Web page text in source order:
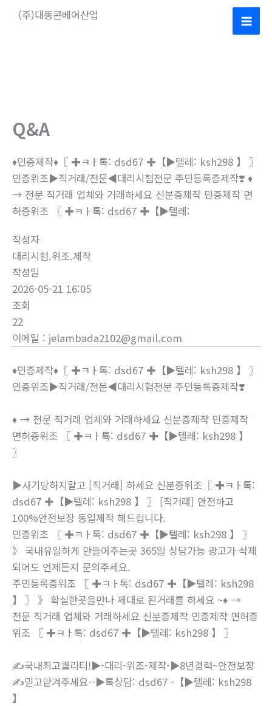
(주)대동콘베어산업
Main
Q&A
♦민증제작♦〖 ✚ㅋㅏ톡: dsd67 ✚【▶텔레: ksh298 】 〗
민증위조▶직거래/전문◀대리시험전문 주민등록증제작❣️ ♦
→ 전문 직거래 업체와 거래하세요 신분증제작 민증제작 면
허증위조 〖 ✚ㅋㅏ톡: dsd67 ✚【▶텔레:
작성자
대리시험.위조.제작
작성일
2026-05-21 16:05
조회
22
이메일 : jelambada2102@gmail.com
♦민증제작♦〖 ✚ㅋㅏ톡: dsd67 ✚【▶텔레: ksh298 】 〗
민증위조▶직거래/전문◀대리시험전문 주민등록증제작❣️
♦ → 전문 직거래 업체와 거래하세요 신분증제작 민증제작
면허증위조 〖 ✚ㅋㅏ톡: dsd67 ✚【▶텔레: ksh298 】
〗
▶사기당하지말고 [직거래] 하세요 신분증위조〖 ✚ㅋㅏ톡:
dsd67 ✚【▶텔레: ksh298 】 〗 [직거래] 안전하고
100%안전보장 동일제작 해드립니다.
민증위조 〖 ✚ㅋㅏ톡: dsd67 ✚【▶텔레: ksh298 】 〗
》 국내유일하게 만들어주는곳 365일 상담가능 광고가 삭제
되어도 언제든지 문의주세요.
주민등록증위조 〖 ✚ㅋㅏ톡: dsd67 ✚【▶텔레: ksh298
】 〗 》 확실한곳을만나 제대로 된거래를 하세요 ~♦ →
전문 직거래 업체와 거래하세요 신분증제작 민증제작 면허증
위조 〖 ✚ㅋㅏ톡: dsd67 ✚【▶텔레: ksh298 】 〗
✍국내최고퀄리티!▶-대리-위조-제작-▶8년경력~안전보장
✍믿고맡겨주세요--▶톡상담: dsd67 -【▶텔레: ksh298
】